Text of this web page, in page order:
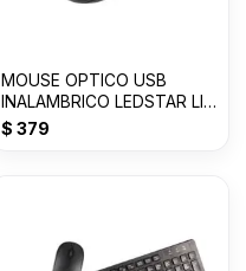
MOUSE OPTICO USB
INALAMBRICO LEDSTAR LI-
M02
$ 379